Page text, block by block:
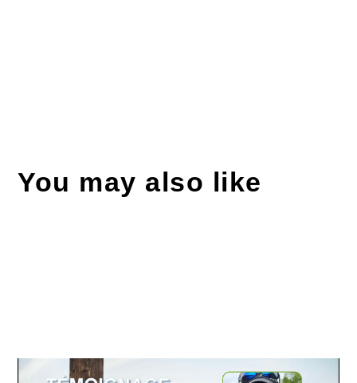
You may also like